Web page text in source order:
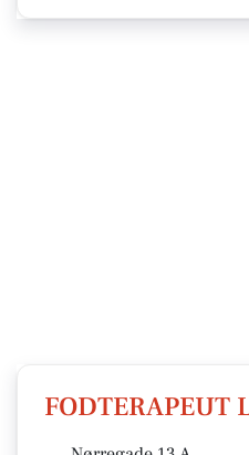
FODTERAPEUT